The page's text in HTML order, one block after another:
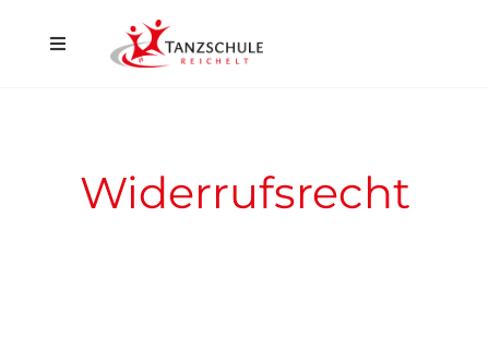
Hilden
Widerrufsrecht